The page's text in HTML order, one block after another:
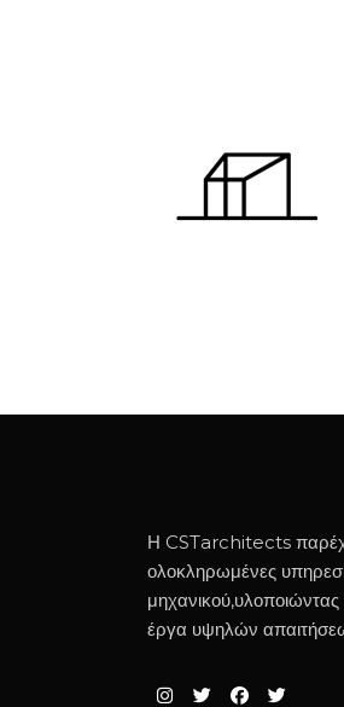
Η CSTarchitects
ολοκληρωμένες
έργα υψηλών